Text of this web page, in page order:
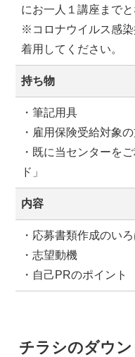
にお一人１講座までと
※コロナウイルス感
着用してください。
持ち物
・筆記用具
・雇用保険受給対象
・既に当センターを
ド」
内容
・応募書類作成のい
・志望動機
・自己PRのポイント
チラシのダウン